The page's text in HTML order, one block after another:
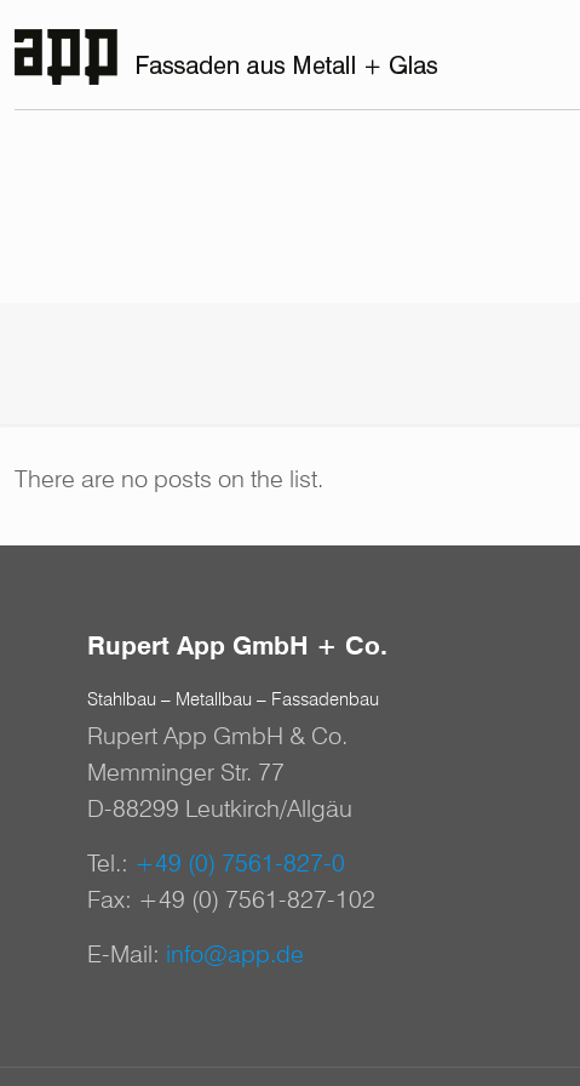
There are no posts on the list.
Rupert App GmbH + Co.
Stahlbau – Metallbau – Fassadenbau
Rupert App GmbH & Co.
Memminger Str. 77
D-88299 Leutkirch/Allgäu
Tel.: +49 (0) 7561-827-0
Fax: +49 (0) 7561-827-102
E-Mail: info@app.de